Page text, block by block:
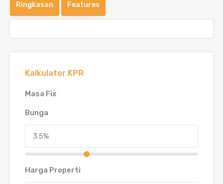
Ringkasan Features
Kalkulator KPR
Masa Fix
Bunga
Harga Properti